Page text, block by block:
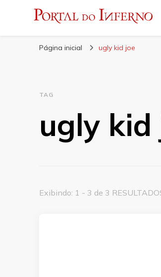
Portal do
Página inicial ugly kid joe
TAG
ugly kid
Exibindo: 1 - 3 de 3